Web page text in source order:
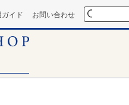
ガイド お問い合わせ